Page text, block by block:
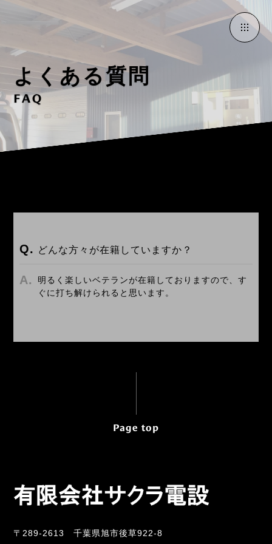
よくある質問
FAQ
どんな方々が在籍していますか？
明るく楽しいベテランが在籍しておりますので、す
ぐに打ち解けられると思います。
Page top
〒289-2613 千葉県旭市後草922-8